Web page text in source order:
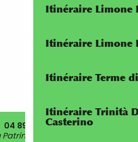
Itinéraire Limone
Itinéraire Limone
Itinéraire Terme
Itinéraire Trinità
Casterino
04 89 81 52▒▒
- standard